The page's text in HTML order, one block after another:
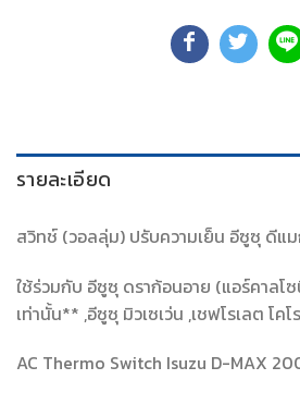
รายละเอียด
สวิทช์ (วอลลุ่ม) ปรับความเย็น อีซูซุ ดีแ
ใช้ร่วมกับ อีซูซุ ดราก้อนอาย (แอร์คาลโ
เท่านั้น** ,อีซูซุ มิวเซเว่น ,เชฟโรเลต โค
AC Thermo Switch Isuzu D-MAX